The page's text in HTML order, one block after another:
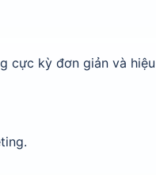
cực kỳ đơn giản và